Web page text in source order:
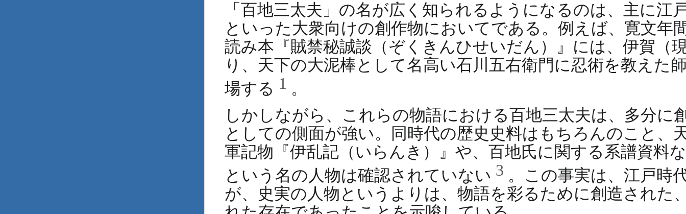
「百地三太夫」の名が広く知られるようになるのは、主に江
といった大衆向けの創作物においてである。例えば、寛文年
読み本『賊禁秘誠談（ぞくきんひせいだん）』には、伊賀（
り、天下の大泥棒として名高い石川五右衛門に忍術を教えた
場する 1 。
しかしながら、これらの物語における百地三太夫は、多分に
としての側面が強い。同時代の歴史史料はもちろんのこと、
軍記物『伊乱記（いらんき）』や、百地氏に関する系譜資料
という名の人物は確認されていない 3 。この事実は、江戸時
が、史実の人物というよりは、物語を彩るために創造された